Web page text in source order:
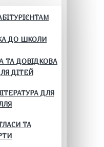
ДО ШКОЛИ
ТА ДОВІДКОВА
ДІТЕЙ
ДЛЯ
ТА